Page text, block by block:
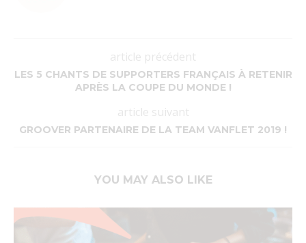
article précédent
LES 5 CHANTS DE SUPPORTERS FRANÇAIS À RETENIR
APRÈS LA COUPE DU MONDE !
article suivant
GROOVER PARTENAIRE DE LA TEAM VANFLET 2019 !
YOU MAY ALSO LIKE